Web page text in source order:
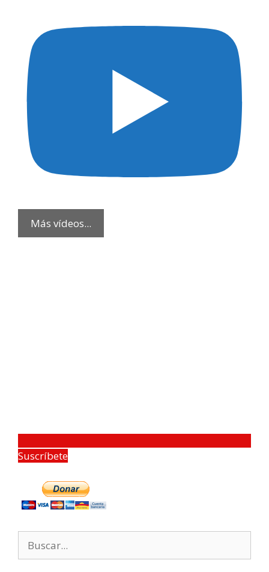
Más vídeos...
Suscríbete